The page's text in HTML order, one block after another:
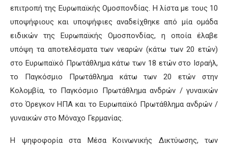
επιτροπή της Ευρωπαϊκής Ομοσπονδίας. Η λίστα με τους 10
υποψήφιους και υποψήφιες αναδείχθηκε από μία ομάδα
ειδικών της Ευρωπαϊκής Ομοσπονδίας, η οποία έλαβε
υπόψη τα αποτελέσματα των νεαρών (κάτω των 20 ετών)
στο Ευρωπαϊκό Πρωτάθλημα κάτω των 18 ετών στο Ισραήλ,
το Παγκόσμιο Πρωτάθλημα κάτω των 20 ετών στην
Κολομβία, το Παγκόσμιο Πρωτάθλημα ανδρών / γυναικών
στο Όρεγκον ΗΠΑ και το Ευρωπαϊκό Πρωτάθλημα ανδρών /
γυναικών στο Μόναχο Γερμανίας.
Η ψηφοφορία στα Μέσα Κοινωνικής Δικτύωσης, των